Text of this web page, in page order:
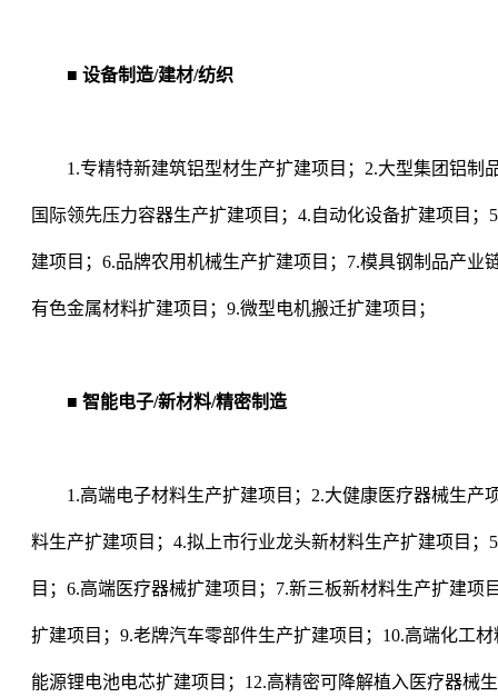
■ 设备制造/建材/纺织
1.专精特新建筑铝型材生产扩建项目；2.大型集团铝制
国际领先压力容器生产扩建项目；4.自动化设备扩建项目；
建项目；6.品牌农用机械生产扩建项目；7.模具钢制品产业
有色金属材料扩建项目；9.微型电机搬迁扩建项目；
■ 智能电子/新材料/精密制造
1.高端电子材料生产扩建项目；2.大健康医疗器械生产
料生产扩建项目；4.拟上市行业龙头新材料生产扩建项目；
目；6.高端医疗器械扩建项目；7.新三板新材料生产扩建项
扩建项目；9.老牌汽车零部件生产扩建项目；10.高端化工
能源锂电池电芯扩建项目；12.高精密可降解植入医疗器械